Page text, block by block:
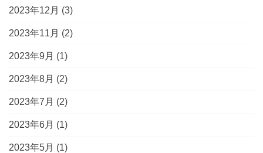
2023年12月 (3)
2023年11月 (2)
2023年9月 (1)
2023年8月 (2)
2023年7月 (2)
2023年6月 (1)
2023年5月 (1)